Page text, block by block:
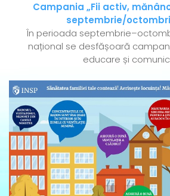
Campania „Fii activ,
septembrie/
În perioada
național se desfășoară
educare și